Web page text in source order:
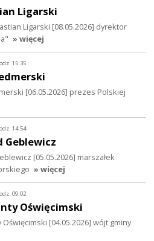
Ligarski
Ligarski [08.05.2026] dyrektor
» więcej
15:35
[06.05.2026] prezes Polskiej
14:54
Geblewicz
[05.05.2026] marszałek
» więcej
09:02
Oświęcimski
Oświęcimski [04.05.2026] wójt gminy